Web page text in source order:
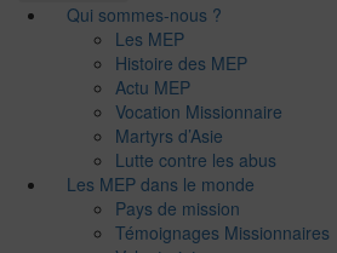
Qui sommes-nous ?
Les MEP
Histoire des MEP
Actu MEP
Vocation Missionnaire
Martyrs d’Asie
Lutte contre les abus
Les MEP dans le monde
Pays de mission
Témoignages Missionnaires